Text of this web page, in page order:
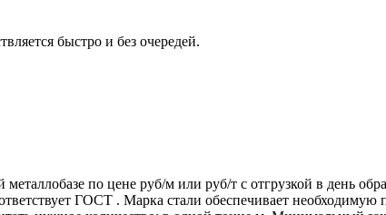
быстро и без очередей.
по цене руб/м или руб/т с отгрузкой в день
ГОСТ . Марка стали обеспечивает необходимую